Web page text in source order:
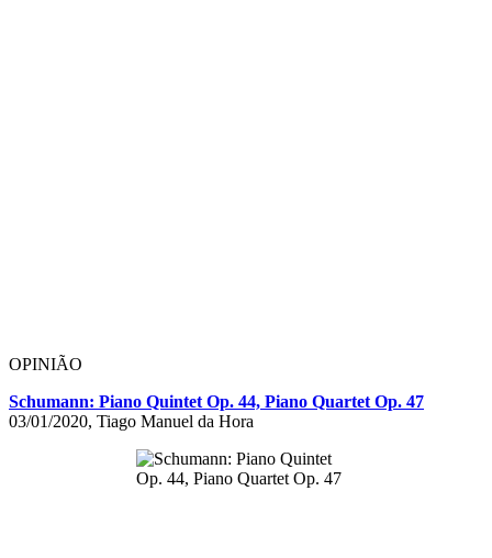
OPINIÃO
Schumann: Piano Quintet Op. 44, Piano Quartet Op. 47
03/01/2020, Tiago Manuel da Hora